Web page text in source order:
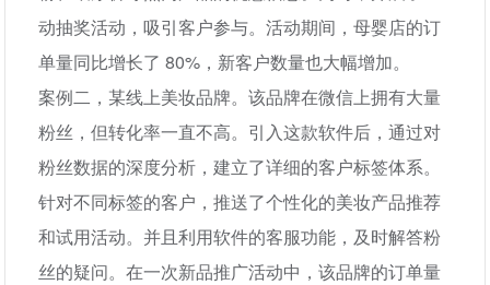
动抽奖活动，吸引客户参与。活动期间，母婴店的订
单量同比增长了 80%，新客户数量也大幅增加。
案例二，某线上美妆品牌。该品牌在微信上拥有大量
粉丝，但转化率一直不高。引入这款软件后，通过对
粉丝数据的深度分析，建立了详细的客户标签体系。
针对不同标签的客户，推送了个性化的美妆产品推荐
和试用活动。并且利用软件的客服功能，及时解答粉
丝的疑问。在一次新品推广活动中，该品牌的订单量